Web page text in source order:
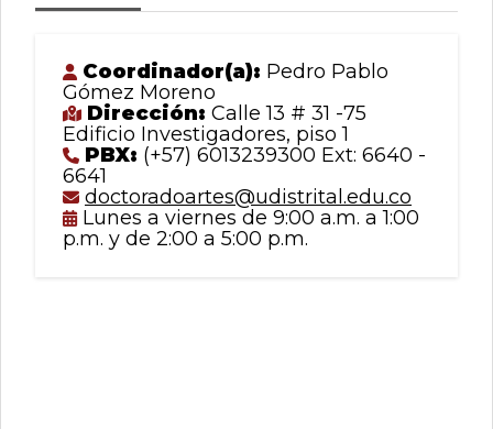
Coordinador(a): Pedro Pablo
Gómez Moreno
Dirección: Calle 13 # 31 -75
Edificio Investigadores, piso 1
PBX: (+57) 6013239300 Ext: 6640 -
6641
doctoradoartes@udistrital.edu.co
Lunes a viernes de 9:00 a.m. a 1:00
p.m. y de 2:00 a 5:00 p.m.